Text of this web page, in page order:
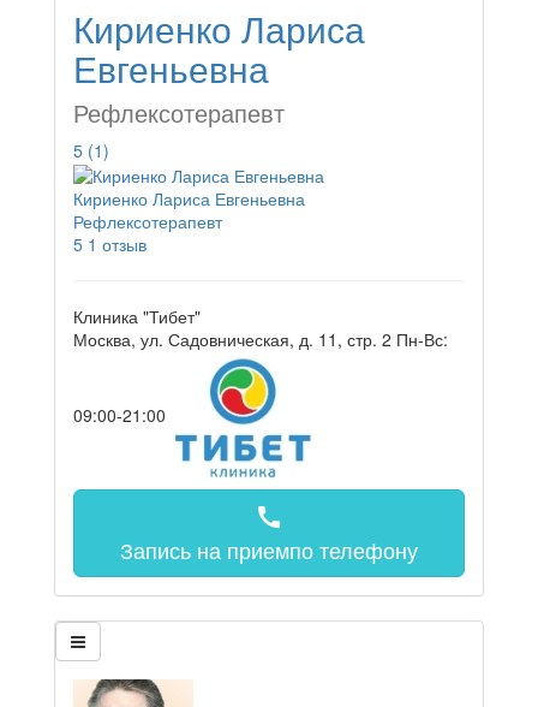
Кириенко Лариса
Евгеньевна
Рефлексотерапевт
5 (1)
Кириенко Лариса Евгеньевна
Рефлексотерапевт
5 1 отзыв
Клиника "Тибет"
Москва, ул. Садовническая, д. 11, стр. 2 Пн-Вс:
09:00-21:00
call
Запись на приемпо телефону